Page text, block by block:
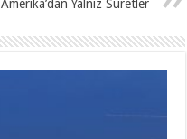
Amerika’dan Yalnız Suretler